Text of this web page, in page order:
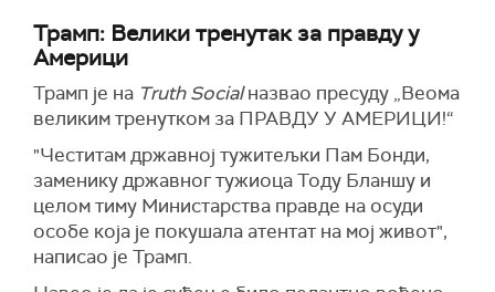
Трамп: Велики тренутак за правду у
Америци
Трамп је на Truth Socialназвао пресуду „Веома
великим тренутком за ПРАВДУ У АМЕРИЦИ!“
"Честитам државној тужитељки Пам Бонди,
заменику државног тужиоца Тоду Бланшу и
целом тиму Министарства правде на осуди
особе која је покушала атентат на мој живот",
написао је Трамп.